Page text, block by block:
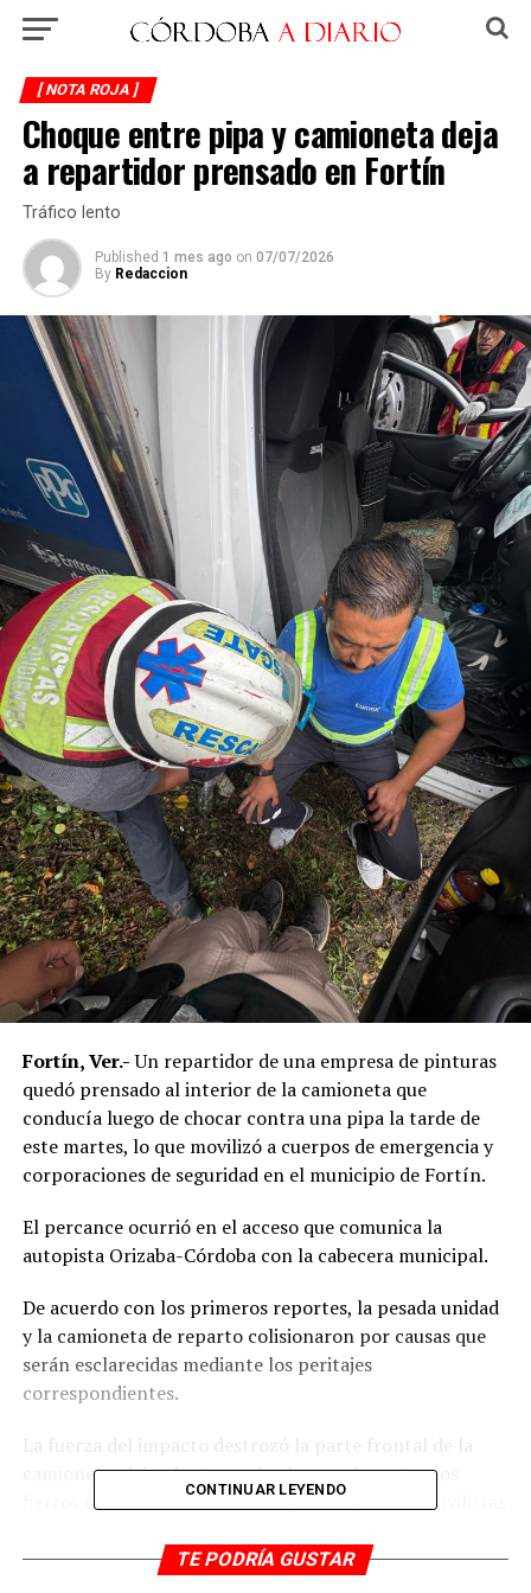
[ NOTA ROJA ]
Choque entre pipa y camioneta deja
a repartidor prensado en Fortín
Tráfico lento
Published 1 mes ago on 07/07/2026
By Redaccion
Fortín, Ver.-Un repartidor de una empresa de pinturas
quedó prensado al interior de la camioneta que
conducía luego de chocar contra una pipa la tarde de
este martes, lo que movilizó a cuerpos de emergencia y
corporaciones de seguridad en el municipio de Fortín.
El percance ocurrió en el acceso que comunica la
autopista Orizaba-Córdoba con la cabecera municipal.
De acuerdo con los primeros reportes, la pesada unidad
y la camioneta de reparto colisionaron por causas que
serán esclarecidas mediante los peritajes
correspondientes.
La fuerza del impacto destrozó la parte frontal de la
camioneta, dejando atrapado al operador entre los
fierros retorcidos de la cabina, por lo que automovilistas
Rescatistas Primeros Respondientes y personal de
CONTINUAR LEYENDO
TE PODRÍA GUSTAR